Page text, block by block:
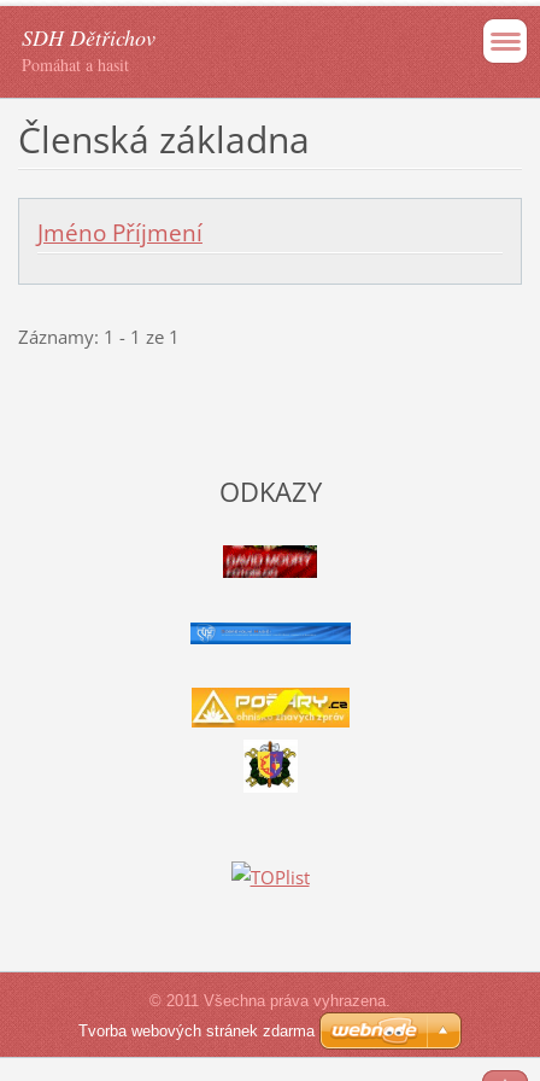
SDH Dětřichov
Pomáhat a hasit
Členská základna
Jméno Příjmení
Záznamy: 1 - 1 ze 1
ODKAZY
© 2011 Všechna práva vyhrazena.
Tvorba webových stránek zdarma